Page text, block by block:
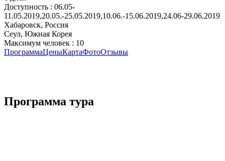
Доступность : 06.05-
11.05.2019,20.05.-25.05.2019,10.06.-15.06.2019,24.06-29.06.2019
Хабаровск, Россия
Сеул, Южная Корея
Максимум человек : 10
ПрограммаЦеныКартаФотоОтзывы
Программа тура